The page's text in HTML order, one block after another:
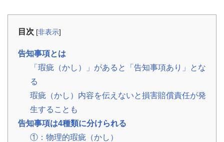
役
ち
ラ
ム
相
有
持
分・
空
き
家・
税
▾
目次 [非表示]
告知事項とは
「瑕疵（かし）」があると「告知事項あり」とな
る
瑕疵（かし）内容を伝えないと損害賠償責任が発
生することも
告知事項は4種類に分けられる
①：物理的瑕疵（かし）